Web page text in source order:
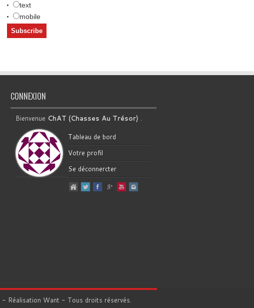
text
mobile
CONNEXION
Bienvenue ChAT (Chasses Au Trésor) .
Tableau de bord
Votre profil
Se déconnercter
- Réalisation Want - Tous droits réservés.